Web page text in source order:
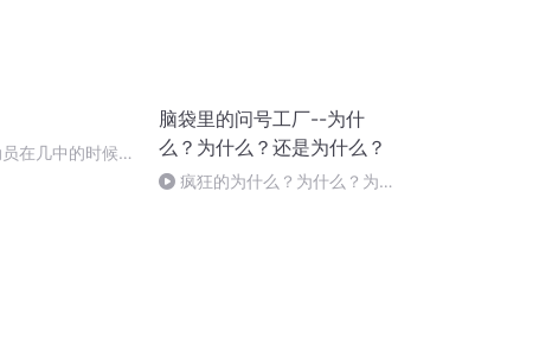
在几中的时候都
脑袋里的问号工厂--为什
么？为什么？还是为什么？
疯狂的为什么？为什么？为什